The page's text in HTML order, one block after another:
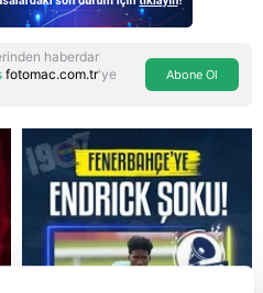
haberdar
fotomac.com.tr'ye
Abone Ol